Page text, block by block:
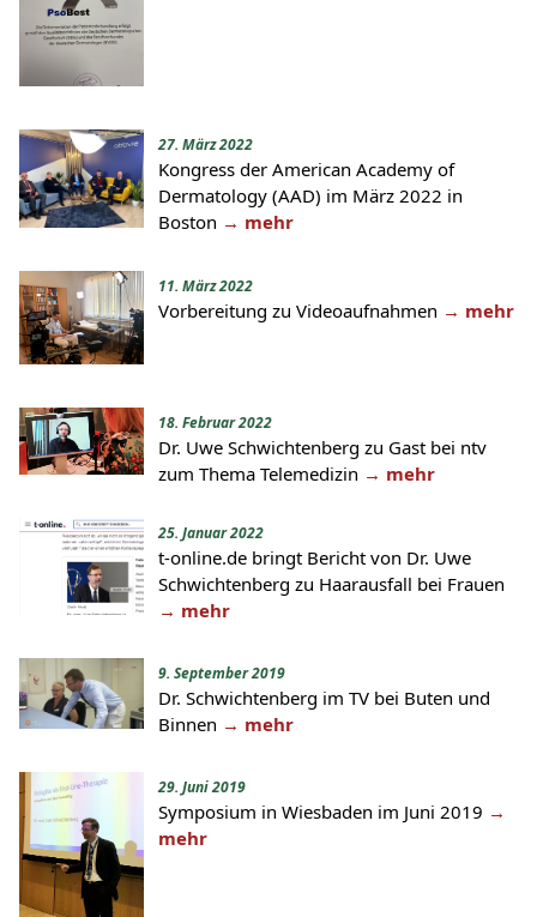
27. März 2022
Kongress der American Academy of
Dermatology (AAD) im März 2022 in
Boston → mehr
11. März 2022
Vorbereitung zu Videoaufnahmen → mehr
18. Februar 2022
Dr. Uwe Schwichtenberg zu Gast bei ntv
zum Thema Telemedizin → mehr
25. Januar 2022
t-online.de bringt Bericht von Dr. Uwe
Schwichtenberg zu Haarausfall bei Frauen
→ mehr
9. September 2019
Dr. Schwichtenberg im TV bei Buten und
Binnen → mehr
29. Juni 2019
Symposium in Wiesbaden im Juni 2019 →
mehr